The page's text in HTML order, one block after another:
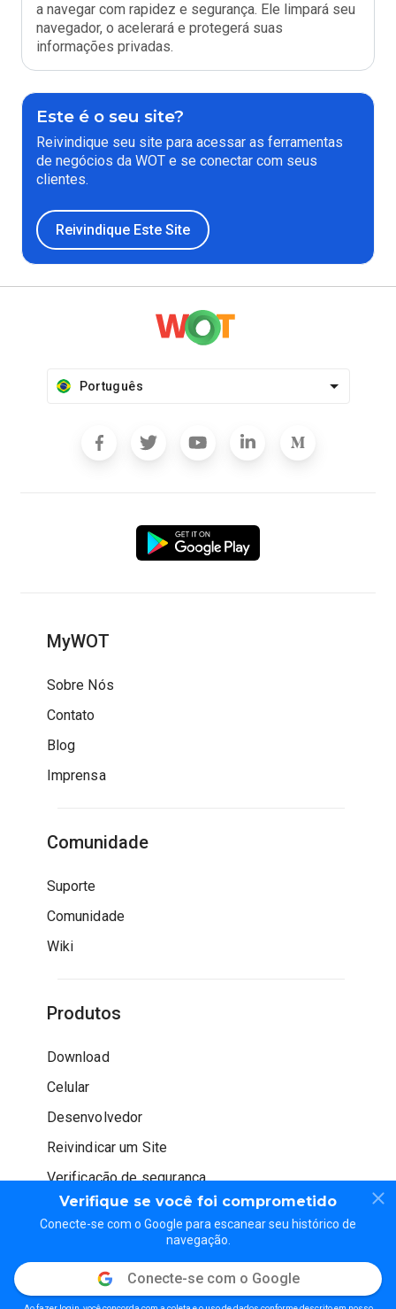
Verifique se você foi comprometido
Conecte-se com o Google para escanear seu histórico de
navegação.
Conecte-se com o Google
a navegar com rapidez e segurança. Ele limpará seu
navegador, o acelerará e protegerá suas
informações privadas.
Este é o seu site?
Reivindique seu site para acessar as ferramentas
de negócios da WOT e se conectar com seus
clientes.
Reivindique Este Site
Português
MyWOT
Sobre Nós
Contato
Blog
Imprensa
Comunidade
Suporte
Comunidade
Wiki
Produtos
Download
Celular
Desenvolvedor
Reivindicar um Site
Verificação de segurança
© WOT Services LP. Todos os direitos reservados